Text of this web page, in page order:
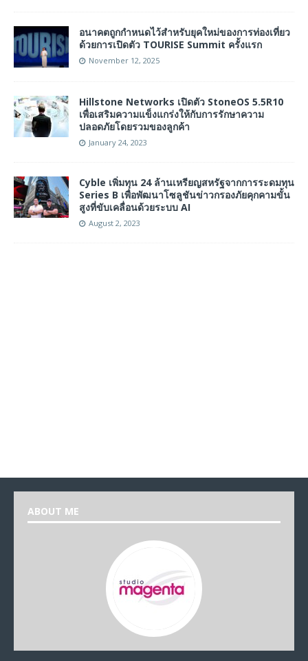
อนาคตถูกกำหนดไว้สำหรับยุคใหม่ของการท่องเที่ยว
ด้วยการเปิดตัว TOURISE Summit ครั้งแรก
November 12, 2025
Hillstone Networks เปิดตัว StoneOS 5.5R10
เพื่อเสริมความแข็งแกร่งให้กับการรักษาความ
ปลอดภัยโดยรวมของลูกค้า
January 24, 2023
Cyble เพิ่มทุน 24 ล้านเหรียญสหรัฐจากการระดมทุน
Series B เพื่อพัฒนาโซลูชันข่าวกรองภัยคุกคามขั้น
สูงที่ขับเคลื่อนด้วยระบบ AI
August 2, 2023
ABOUT ME